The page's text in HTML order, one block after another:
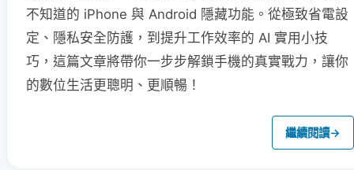
不知道的 iPhone 與 Android 隱藏功能。從極致省電設
定、隱私安全防護，到提升工作效率的 AI 實用小技
巧，這篇文章將帶你一步步解鎖手機的真實戰力，讓你
的數位生活更聰明、更順暢！
繼續閱讀→